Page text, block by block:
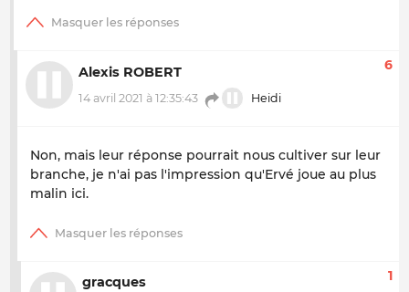
Alexis ROBERT
14 avril 2021 à 12:35:43 Heidi
6
Non, mais leur réponse pourrait nous cultiver sur leur
branche, je n'ai pas l'impression qu'Ervé joue au plus
malin ici.
gracques 1